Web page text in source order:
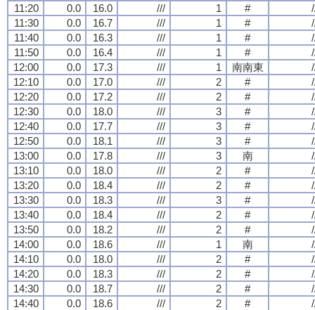
11:20
0.0 16.0 /// 1 #
11:30
0.0 16.7 /// 1 #
11:40
0.0 16.3 /// 1 #
11:50
0.0 16.4 /// 1 #
12:00
0.0 17.3 /// 1 南南東
12:10
0.0 17.0 /// 2 #
12:20
0.0 17.2 /// 2 #
12:30
0.0 18.0 /// 3 #
12:40
0.0 17.7 /// 3 #
12:50
0.0 18.1 /// 3 #
13:00
0.0 17.8 /// 3 南
13:10
0.0 18.0 /// 2 #
13:20
0.0 18.4 /// 2 #
13:30
0.0 18.3 /// 3 #
13:40
0.0 18.4 /// 2 #
13:50
0.0 18.2 /// 2 #
14:00
0.0 18.6 /// 1 南
14:10
0.0 18.0 /// 2 #
14:20
0.0 18.3 /// 2 #
14:30
0.0 18.7 /// 2 #
14:40
0.0 18.6 /// 2 #